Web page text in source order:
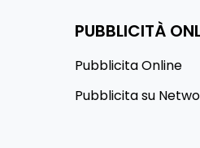
PUBBLICITÀ
Pubblicita Online
Pubblicita su